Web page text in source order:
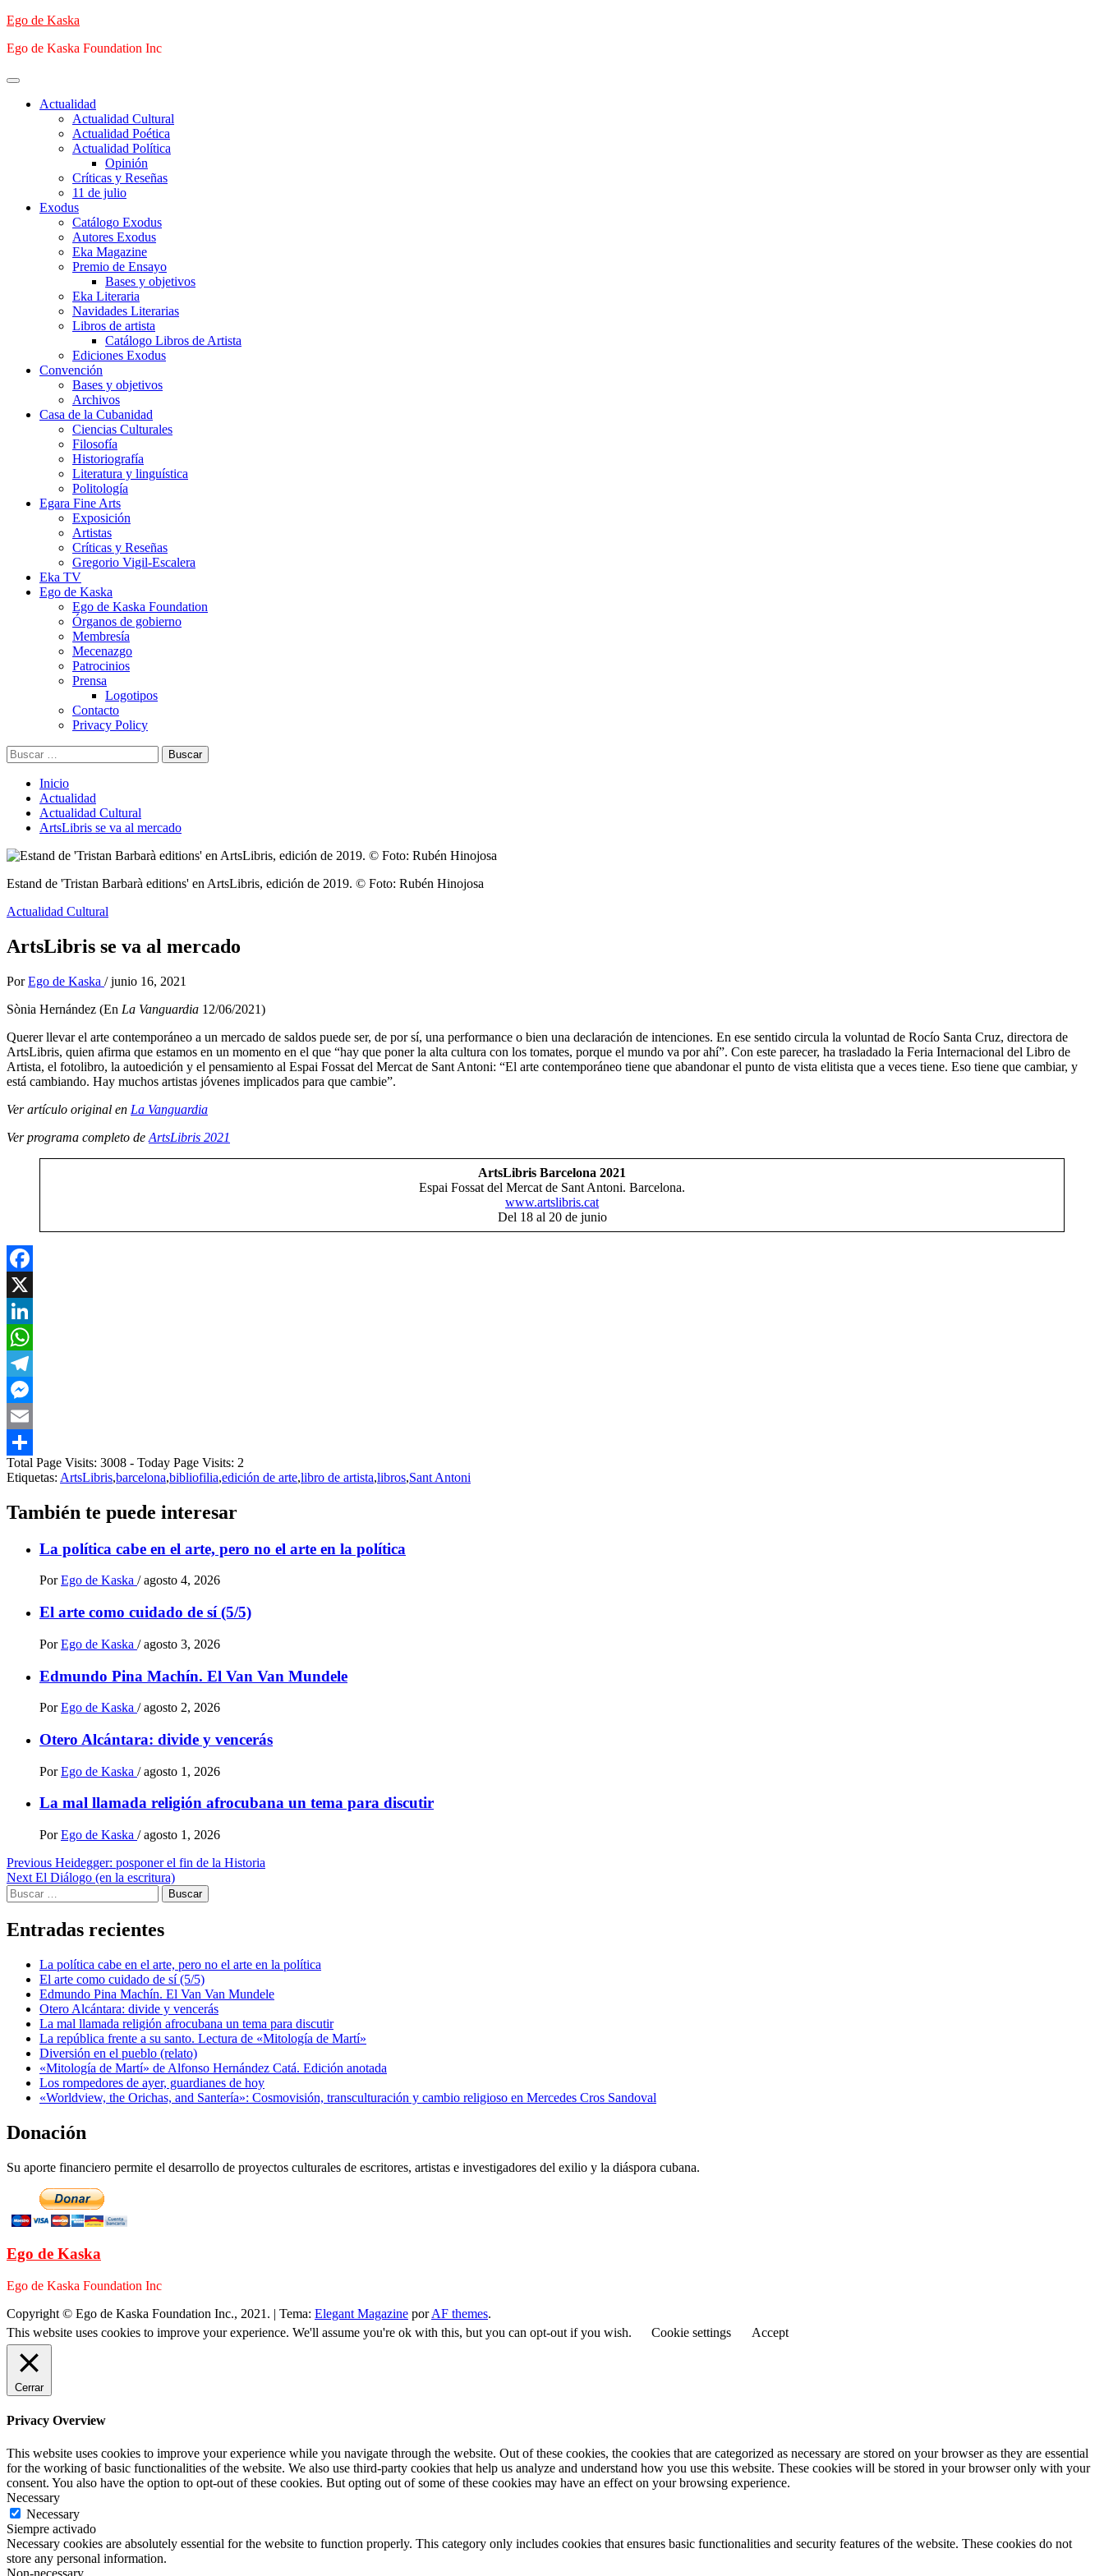
Saltar
contenido
Ego de Kaska
Ego de Kaska Foundation Inc
Menú
principalActualidad
Actualidad Cultural
Actualidad Poética
Actualidad Política
Opinión
Críticas y Reseñas
11 de julio
Exodus
Catálogo Exodus
Autores Exodus
Eka Magazine
Premio de Ensayo
Bases y objetivos
Eka Literaria
Navidades Literarias
Libros de artista
Catálogo Libros de Artista
Ediciones Exodus
Convención
Bases y objetivos
Archivos
Casa de la Cubanidad
Ciencias Culturales
Filosofía
Historiografía
Literatura y linguística
Politología
Egara Fine Arts
Exposición
Artistas
Críticas y Reseñas
Gregorio Vigil-Escalera
Eka TV
Ego de Kaska
Ego de Kaska Foundation
Órganos de gobierno
Membresía
Mecenazgo
Patrocinios
Prensa
Logotipos
Contacto
Privacy Policy
Buscar:
Inicio
Actualidad
Actualidad Cultural
ArtsLibris se va al mercado
Estand de 'Tristan Barbarà editions' en ArtsLibris, edición de 2019. © Foto: Rubén Hinojosa
Actualidad Cultural
ArtsLibris se va al mercado
Por Ego de Kaska / junio 16, 2021
Sònia Hernández (En La Vanguardia 12/06/2021)
Querer llevar el arte contemporáneo a un mercado de saldos puede ser, de por sí, una performance o bien una declaración de intenciones. En ese sentido circula la voluntad de Rocío Santa Cruz, directora de
ArtsLibris, quien afirma que estamos en un momento en el que “hay que poner la alta cultura con los tomates, porque el mundo va por ahí”. Con este parecer, ha trasladado la Feria Internacional del Libro de
Artista, el fotolibro, la autoedición y el pensamiento al Espai Fossat del Mercat de Sant Antoni: “El arte contemporáneo tiene que abandonar el punto de vista elitista que a veces tiene. Eso tiene que cambiar, y
está cambiando. Hay muchos artistas jóvenes implicados para que cambie”.
Ver artículo original en La Vanguardia
Ver programa completo de ArtsLibris 2021
ArtsLibris Barcelona 2021
Espai Fossat del Mercat de Sant Antoni. Barcelona.
www.artslibris.cat
Del 18 al 20 de junio
Facebook
X
LinkedIn
WhatsApp
Telegram
Messenger
Email
Compartir
Total Page Visits: 3008 - Today Page Visits: 2
Etiquetas: ArtsLibris,barcelona,bibliofilia,edición de arte,libro de artista,libros,Sant Antoni
También te puede interesar
La política cabe en el arte, pero no el arte en la política
Por Ego de Kaska / agosto 4, 2026
El arte como cuidado de sí (5/5)
Por Ego de Kaska / agosto 3, 2026
Edmundo Pina Machín. El Van Van Mundele
Por Ego de Kaska / agosto 2, 2026
Otero Alcántara: divide y vencerás
Por Ego de Kaska / agosto 1, 2026
La mal llamada religión afrocubana un tema para discutir
Por Ego de Kaska / agosto 1, 2026
Post
navigation
Previous Heidegger: posponer el fin de la Historia
Next El Diálogo (en la escritura)
Buscar:
Entradas recientes
La política cabe en el arte, pero no el arte en la política
El arte como cuidado de sí (5/5)
Edmundo Pina Machín. El Van Van Mundele
Otero Alcántara: divide y vencerás
La mal llamada religión afrocubana un tema para discutir
La república frente a su santo. Lectura de «Mitología de Martí»
Diversión en el pueblo (relato)
«Mitología de Martí» de Alfonso Hernández Catá. Edición anotada
Los rompedores de ayer, guardianes de hoy
«Worldview, the Orichas, and Santería»: Cosmovisión, transculturación y cambio religioso en Mercedes Cros Sandoval
Donación
Su aporte financiero permite el desarrollo de proyectos culturales de escritores, artistas e investigadores del exilio y la diáspora cubana.
Ego de Kaska
Ego de Kaska Foundation Inc
Copyright © Ego de Kaska Foundation Inc., 2021. | Tema: Elegant Magazine porAF themes.
This website uses cookies to improve your experience. We'll assume you're ok with this, but you can opt-out if you wish.
Cookie settings Accept
Cerrar
Privacy Overview
This website uses cookies to improve your experience while you navigate through the website. Out of these cookies, the cookies that are categorized as necessary are stored on your browser as they are essential
for the working of basic functionalities of the website. We also use third-party cookies that help us analyze and understand how you use this website. These cookies will be stored in your browser only with your
consent. You also have the option to opt-out of these cookies. But opting out of some of these cookies may have an effect on your browsing experience.
Necessary
Necessary
Siempre activado
Necessary cookies are absolutely essential for the website to function properly. This category only includes cookies that ensures basic functionalities and security features of the website. These cookies do not
store any personal information.
Non-necessary